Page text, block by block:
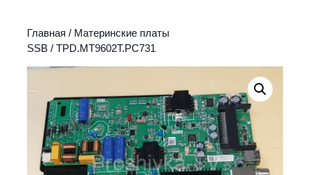
Главная / Материнские платы
SSB / TPD.MT9602T.PC731